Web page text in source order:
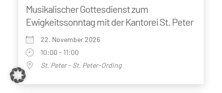
Musikalischer Gottesdienst zum
Ewigkeitssonntag mit der Kantorei St. Peter
22. November 2026
10:00 - 11:00
St. Peter - St. Peter-Ording